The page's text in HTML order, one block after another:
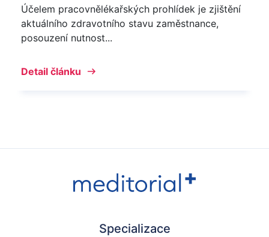
Účelem pracovnělékařských prohlídek je zjištění
aktuálního zdravotního stavu zaměstnance,
posouzení nutnost...
Detail článku
Specializace